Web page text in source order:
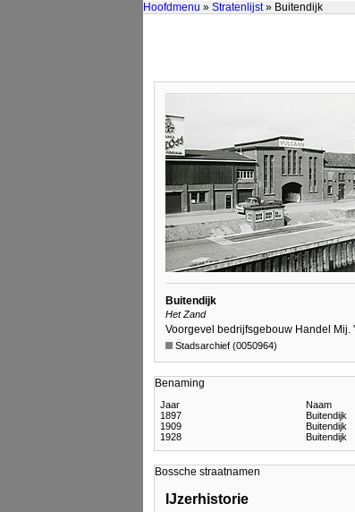
Hoofdmenu » Stratenlijst» Buitendijk
Buitendijk
Het Zand
Voorgevel bedrijfsgebouw Handel Mij.
Stadsarchief (0050964)
Benaming
Jaar Naam
1897
Buitendijk
1909
Buitendijk
1928
Buitendijk
Bossche straatnamen
IJzerhistorie